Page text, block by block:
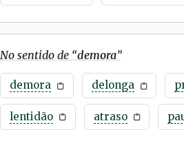
No sentido de “demora”
demora delonga
lentidão atraso